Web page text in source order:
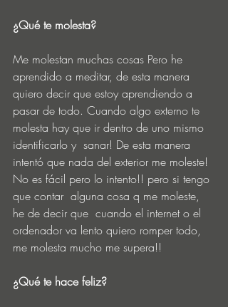
¿Qué te molesta?
Me molestan muchas cosas Pero he
aprendido a meditar, de esta manera
quiero decir que estoy aprendiendo a
pasar de todo. Cuando algo externo te
molesta hay que ir dentro de uno mismo
identificarlo y  sanar! De esta manera
intentó que nada del exterior me moleste!
No es fácil pero lo intento!! pero si tengo
que contar  alguna cosa q me moleste,
he de decir que  cuando el internet o el
ordenador va lento quiero romper todo,
me molesta mucho me supera!!
¿Qué te hace feliz?